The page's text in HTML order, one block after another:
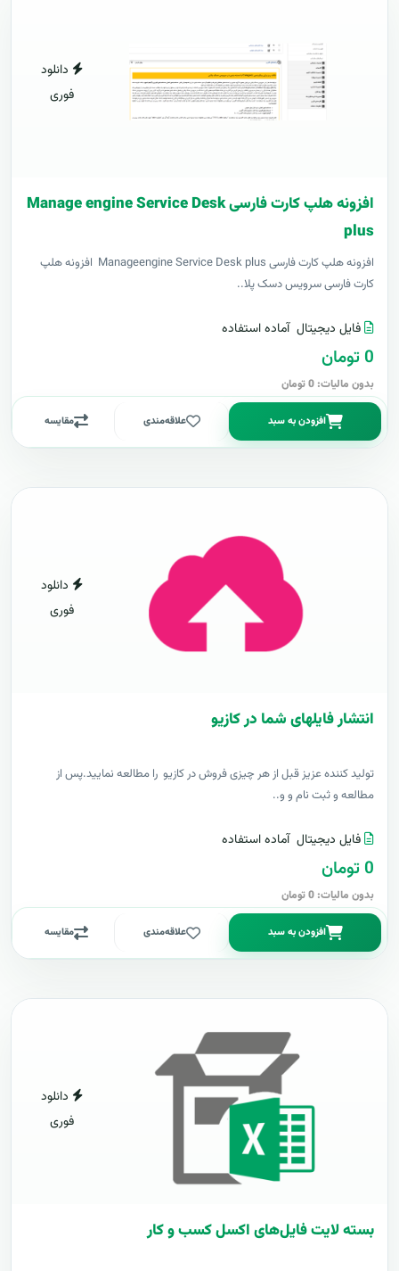
دانلود
فوری
افزونه هلپ کارت فارسی Manage engine Service Desk
plus
افزونه هلپ کارت فارسی Manageengine Service Desk plus افزونه هلپ
کارت فارسی سرویس دسک پلا..
فایل دیجیتال آماده استفاده
0 تومان
بدون مالیات: 0 تومان
افزودن به سبد علاقه‌مندی مقایسه
دانلود
فوری
انتشار فایلهای شما در کازیو
توليد کننده عزيز قبل از هر چیزی فروش در کازیو را مطالعه نمایید.پس از
مطالعه و ثبت نام و و..
فایل دیجیتال آماده استفاده
0 تومان
بدون مالیات: 0 تومان
افزودن به سبد علاقه‌مندی مقایسه
دانلود
فوری
بسته لایت فایل‌های اکسل کسب و کار